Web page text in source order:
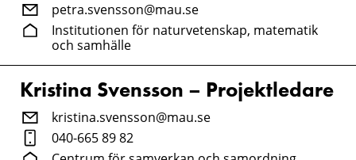
petra.svensson@mau.se
Institutionen för naturvetenskap, matematik
och samhälle
Kristina Svensson – Projektledare
kristina.svensson@mau.se
040-665 89 82